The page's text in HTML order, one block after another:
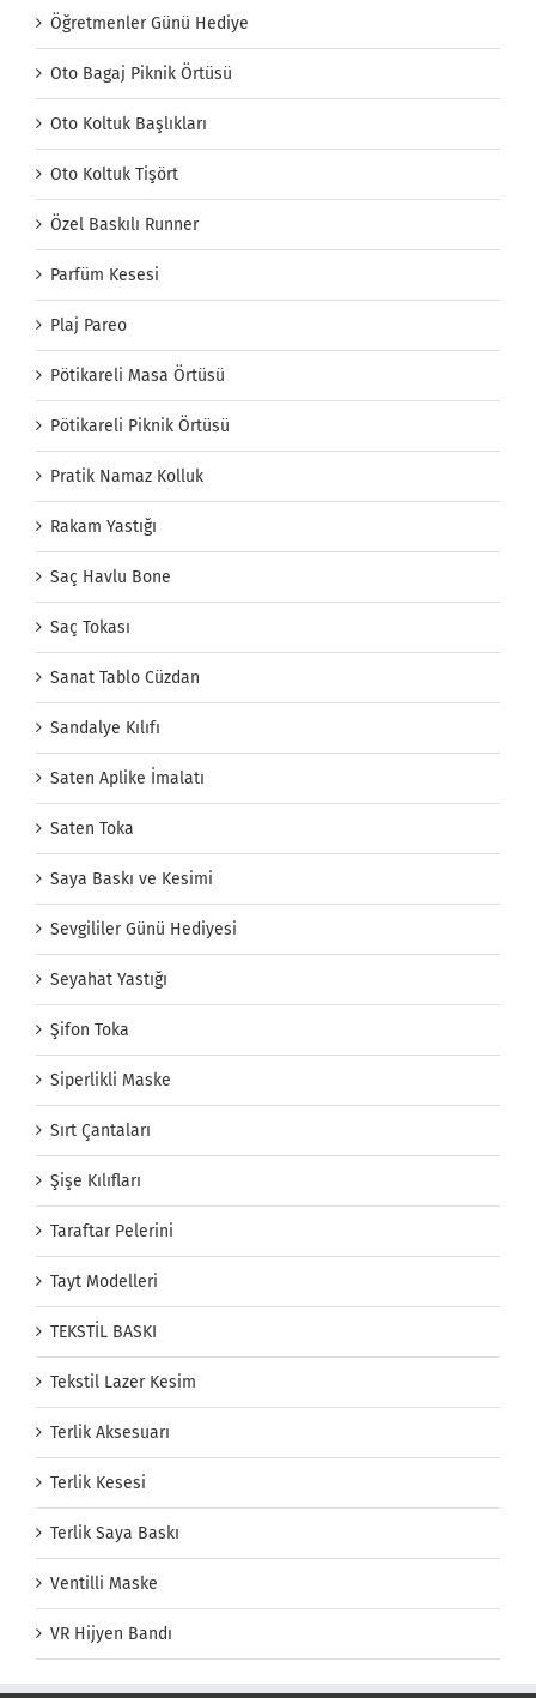
Öğretmenler Günü Hediye
Oto Bagaj Piknik Örtüsü
Oto Koltuk Başlıkları
Oto Koltuk Tişört
Özel Baskılı Runner
Parfüm Kesesi
Plaj Pareo
Pötikareli Masa Örtüsü
Pötikareli Piknik Örtüsü
Pratik Namaz Kolluk
Rakam Yastığı
Saç Havlu Bone
Saç Tokası
Sanat Tablo Cüzdan
Sandalye Kılıfı
Saten Aplike İmalatı
Saten Toka
Saya Baskı ve Kesimi
Sevgililer Günü Hediyesi
Seyahat Yastığı
Şifon Toka
Siperlikli Maske
Sırt Çantaları
Şişe Kılıfları
Taraftar Pelerini
Tayt Modelleri
TEKSTİL BASKI
Tekstil Lazer Kesim
Terlik Aksesuarı
Terlik Kesesi
Terlik Saya Baskı
Ventilli Maske
VR Hijyen Bandı